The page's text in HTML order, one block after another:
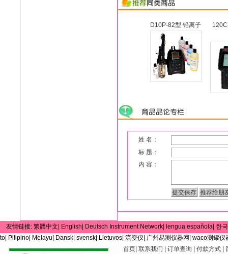
D10P-82型 铅离子
姓 名：
标 题：
内 容：
友情链接: 繁體中文| English| Deutsch Instrument Network| lengua española| 한
to| Pilipino| Melayu| Dansk| svensk| Lietuvos| 流变仪| 广州易测仪器网| waco测罐仪
首页 联系我们 订单查询 付款方式